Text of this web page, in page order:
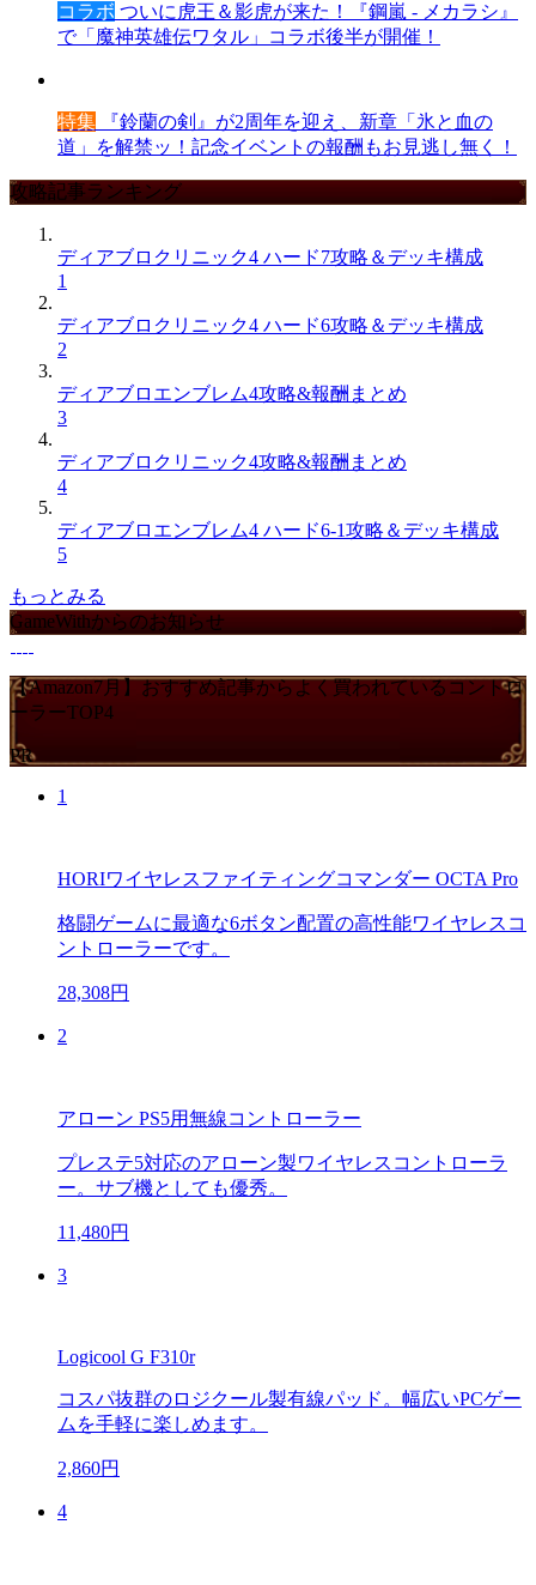
コラボ ついに虎王＆影虎が来た！『鋼嵐 - メカラシ』
で「魔神英雄伝ワタル」コラボ後半が開催！
特集 『鈴蘭の剣』が2周年を迎え、新章「氷と血の
道」を解禁ッ！記念イベントの報酬もお見逃し無く！
攻略記事ランキング
ディアブロクリニック4 ハード7攻略＆デッキ構成
1
ディアブロクリニック4 ハード6攻略＆デッキ構成
2
ディアブロエンブレム4攻略&報酬まとめ
3
ディアブロクリニック4攻略&報酬まとめ
4
ディアブロエンブレム4 ハード6-1攻略＆デッキ構成
5
もっとみる
GameWithからのお知らせ
【Amazon7月】おすすめ記事からよく買われているコントロ
ーラーTOP4
PR
1
HORIワイヤレスファイティングコマンダー OCTA Pro
格闘ゲームに最適な6ボタン配置の高性能ワイヤレスコ
ントローラーです。
28,308円
2
アローン PS5用無線コントローラー
プレステ5対応のアローン製ワイヤレスコントローラ
ー。サブ機としても優秀。
11,480円
3
Logicool G F310r
コスパ抜群のロジクール製有線パッド。幅広いPCゲー
ムを手軽に楽しめます。
2,860円
4